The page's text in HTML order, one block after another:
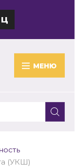
МЕНЮ
Ц
(УКШ)